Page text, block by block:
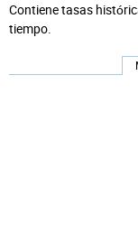
Contiene tasas
tiempo.